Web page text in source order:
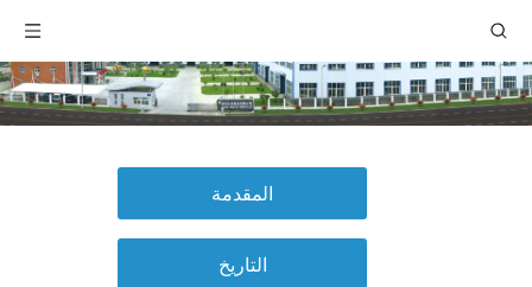
المقدمة
التاريخ